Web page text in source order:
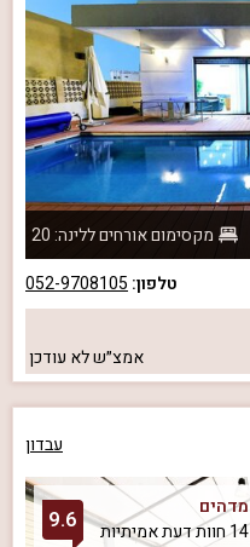
מקסימום אורחים ללינה: 20
טלפון: 052-9708105
אמצ״שלא עודכן
עבדון
מדהים
14 חוות דעת אמיתיות
9.6